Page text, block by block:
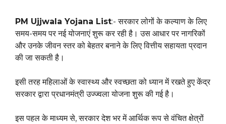
PM Ujjwala Yojana List:- सरकार लोगों के कल्याण के लिए
समय-समय पर नई योजनाएं शुरू कर रही है। उस आधार पर नागरिकों
और उनके जीवन स्तर को बेहतर बनाने के लिए वित्तीय सहायता प्रदान
की जा सकती है।
इसी तरह महिलाओं के स्वास्थ्य और स्वच्छता को ध्यान में रखते हुए केंद्र
सरकार द्वारा प्रधानमंत्री उज्ज्वला योजना शुरू की गई है।
इस पहल के माध्यम से, सरकार देश भर में आर्थिक रूप से वंचित क्षेत्रों